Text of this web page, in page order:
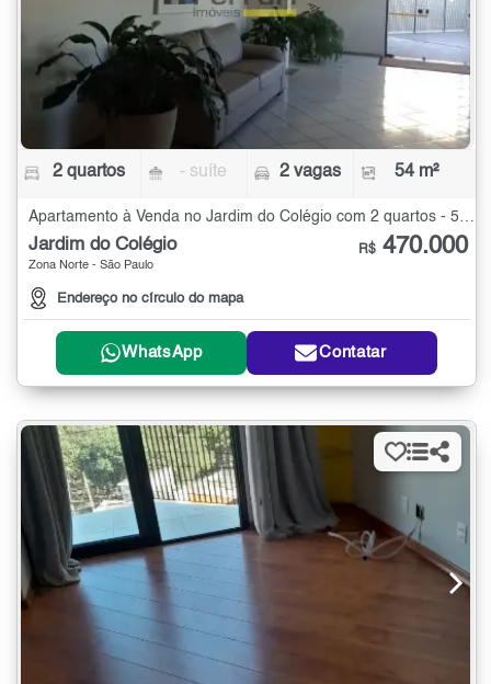
2 quartos - suíte 2 vagas 54 m²
Apartamento à Venda no Jardim do Colégio com 2 quartos - 54 m²
Jardim do Colégio
Zona Norte - São Paulo
Endereço no círculo do mapa
R$ 470.000
WhatsApp Contatar